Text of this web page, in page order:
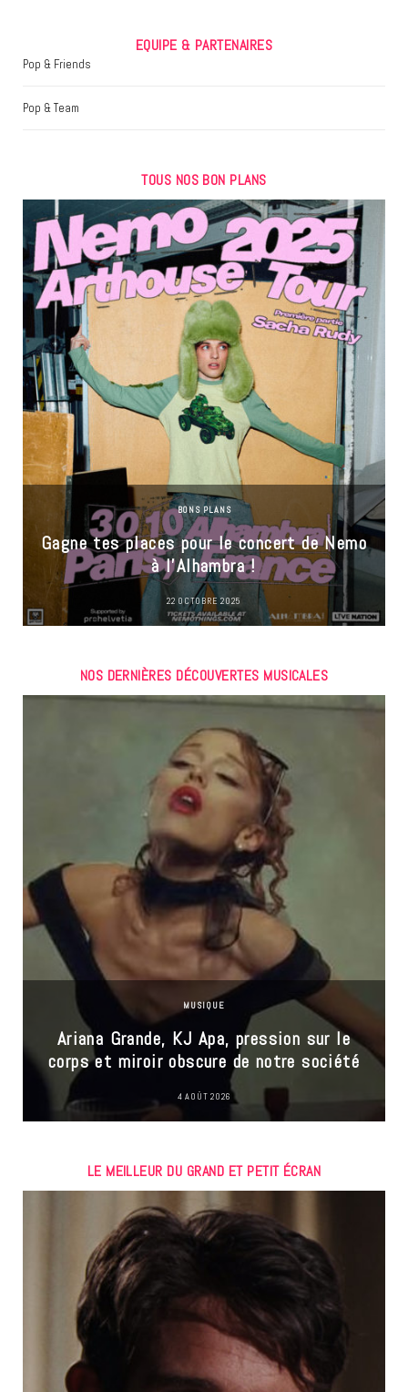
EQUIPE & PARTENAIRES
Pop & Friends
Pop & Team
TOUS NOS BON PLANS
BONS PLANS
Gagne tes places pour le concert de Nemo
à l’Alhambra !
22 OCTOBRE 2025
NOS DERNIÈRES DÉCOUVERTES MUSICALES
MUSIQUE
Ariana Grande, KJ Apa, pression sur le
corps et miroir obscure de notre société
4 AOÛT 2026
LE MEILLEUR DU GRAND ET PETIT ÉCRAN